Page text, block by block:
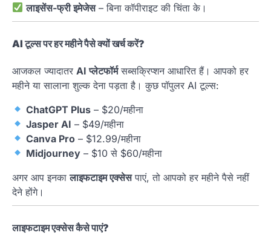
लाइसेंस-फ्री इमेजेस– बिना कॉपीराइट की चिंता के।
AI टूल्स पर हर महीने पैसे क्यों खर्च करें?
आजकल ज्यादातर AI प्लेटफॉर्मसब्सक्रिप्शन आधारित हैं। आपको हर
महीने या सालाना शुल्क देना पड़ता है। कुछ पॉपुलर AI टूल्स:
ChatGPT Plus – $20/महीना
Jasper AI – $49/महीना
Canva Pro – $12.99/महीना
Midjourney – $10 से $60/महीना
अगर आप इनकालाइफटाइम एक्सेसपाएं, तो आपको हर महीने पैसे नहीं
देने होंगे।
लाइफटाइम एक्सेस कैसे पाएं?